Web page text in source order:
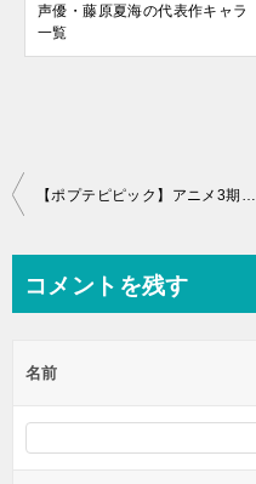
声優・藤原夏海の代表作キャラ
一覧
投
ビ
ー
シ
ョ
【ポプテピピック】アニメ3期続編放送日いつから？2期声優一覧まとめ
コメントを残す
名前